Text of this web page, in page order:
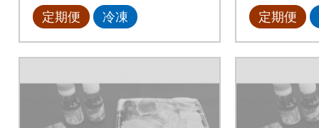
定期便 冷凍 定期便